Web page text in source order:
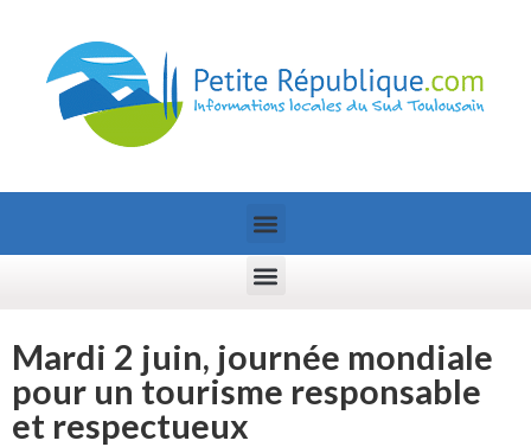
Mardi 2 juin, journée mondiale
pour un tourisme responsable
et respectueux